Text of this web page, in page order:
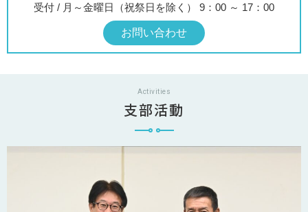
受付 / 月～金曜日（祝祭日を除く） 9：00 ～ 17：00
お問い合わせ
Activities
支部活動